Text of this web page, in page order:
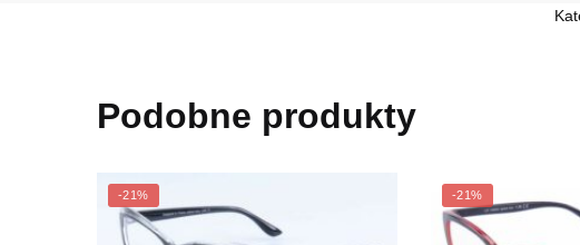
Podobne produkty
-21% -21%